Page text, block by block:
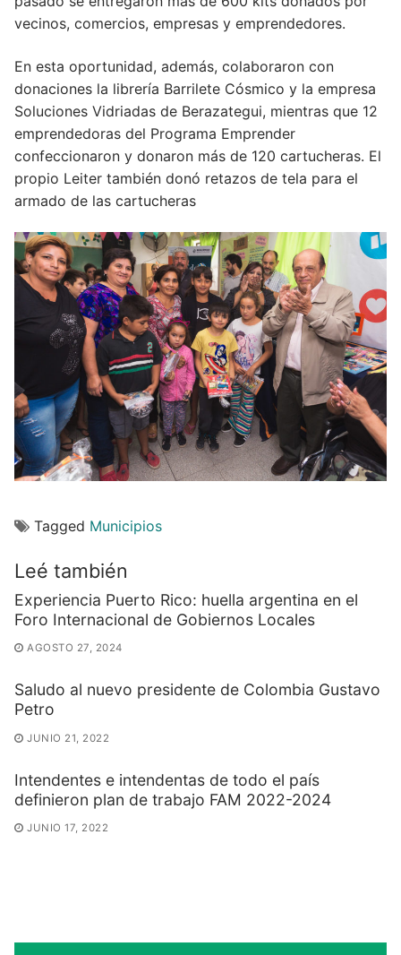
vecinos, comercios, empresas y emprendedores.
En esta oportunidad, además, colaboraron con
donaciones la librería Barrilete Cósmico y la empresa
Soluciones Vidriadas de Berazategui, mientras que 12
emprendedoras del Programa Emprender
confeccionaron y donaron más de 120 cartucheras. El
propio Leiter también donó retazos de tela para el
armado de las cartucheras
Tagged Municipios
Leé también
Experiencia Puerto Rico: huella argentina en el
Foro Internacional de Gobiernos Locales
AGOSTO 27, 2024
Saludo al nuevo presidente de Colombia Gustavo
Petro
JUNIO 21, 2022
Intendentes e intendentas de todo el país
definieron plan de trabajo FAM 2022-2024
JUNIO 17, 2022